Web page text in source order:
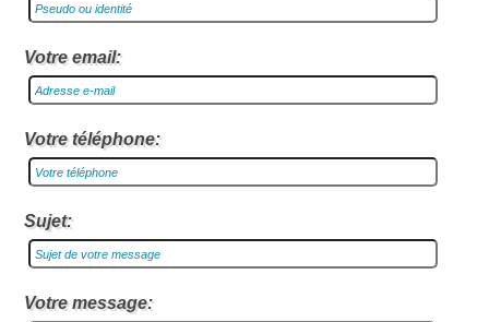
Votre email:
Votre téléphone:
Sujet:
Votre message: